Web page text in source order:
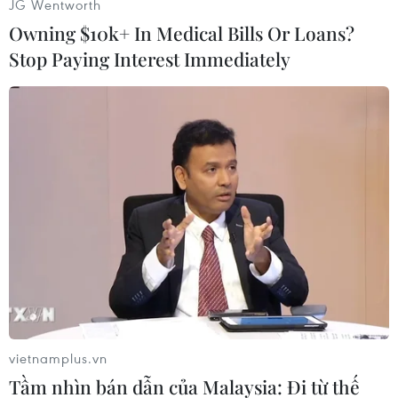
Hiện trường vụ tai nạn. (Ảnh: TTXVN phát)
Tai nạn xảy ra vào giờ cao điểm đã khiến Quốc
lộ 1A đoạn qua địa bàn huyện Nghi Lộc bị ách
tắc cục bộ.
JG Wentworth
Owning $10k+ In Medical Bills Or Loans?
Stop Paying Interest Immediately
vietnamplus.vn
Tầm nhìn bán dẫn của Malaysia: Đi từ thế